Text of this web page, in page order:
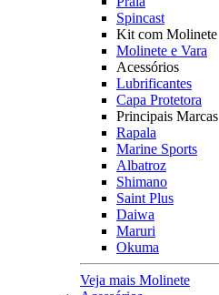
Spincast
Kit com Molinete
Molinete e Vara
Acessórios
Lubrificantes
Capa Protetora
Principais Marcas
Rapala
Marine Sports
Albatroz
Shimano
Saint Plus
Daiwa
Maruri
Okuma
Veja mais Molinete